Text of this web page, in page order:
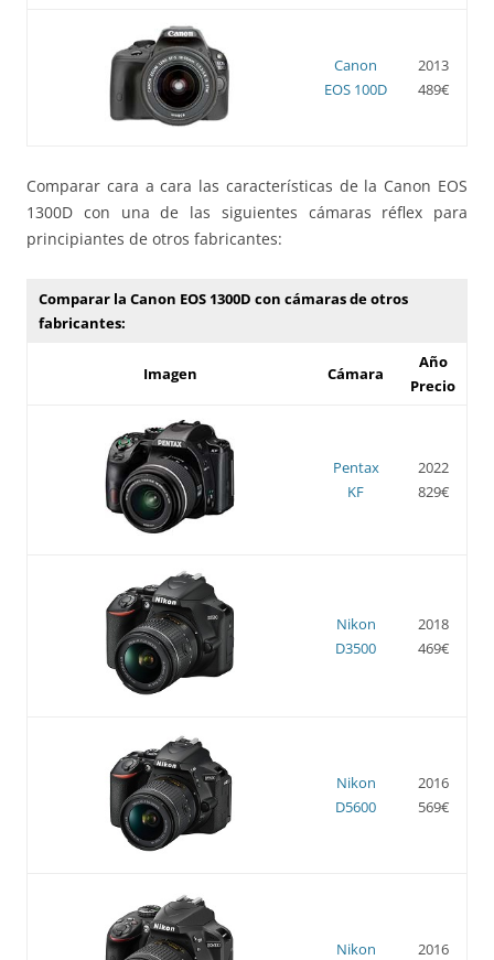
Canon
EOS 100D
2013
489€
Comparar cara a cara las características de la Canon EOS
1300D con una de las siguientes cámaras réflex para
principiantes de otros fabricantes:
Comparar la Canon EOS 1300D con cámaras de otros
fabricantes:
Imagen Cámara
Año
Precio
Pentax
KF
2022
829€
Nikon
D3500
2018
469€
Nikon
D5600
2016
569€
Nikon
2016